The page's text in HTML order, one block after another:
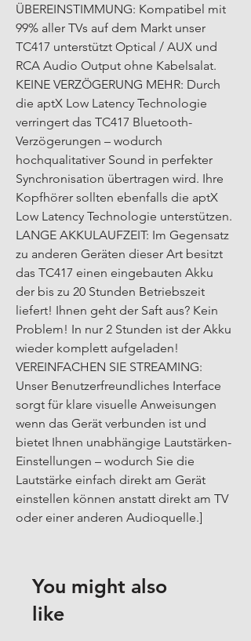
ÜBEREINSTIMMUNG: Kompatibel mit
99% aller TVs auf dem Markt unser
TC417 unterstützt Optical / AUX und
RCA Audio Output ohne Kabelsalat.
KEINE VERZÖGERUNG MEHR: Durch
die aptX Low Latency Technologie
verringert das TC417 Bluetooth-
Verzögerungen – wodurch
hochqualitativer Sound in perfekter
Synchronisation übertragen wird. Ihre
Kopfhörer sollten ebenfalls die aptX
Low Latency Technologie unterstützen.
LANGE AKKULAUFZEIT: Im Gegensatz
zu anderen Geräten dieser Art besitzt
das TC417 einen eingebauten Akku
der bis zu 20 Stunden Betriebszeit
liefert! Ihnen geht der Saft aus? Kein
Problem! In nur 2 Stunden ist der Akku
wieder komplett aufgeladen!
VEREINFACHEN SIE STREAMING:
Unser Benutzerfreundliches Interface
sorgt für klare visuelle Anweisungen
wenn das Gerät verbunden ist und
bietet Ihnen unabhängige Lautstärken-
Einstellungen – wodurch Sie die
Lautstärke einfach direkt am Gerät
einstellen können anstatt direkt am TV
oder einer anderen Audioquelle.]
You might also
like